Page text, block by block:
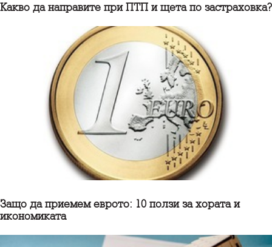
Какво да направите при ПТП и щета по застраховка?
Защо да приемем еврото: 10 ползи за хората и
икономиката